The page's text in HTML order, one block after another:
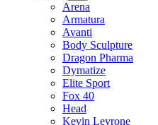
Arena
Armatura
Avanti
Body Sculpture
Dragon Pharma
Dymatize
Elite Sport
Fox 40
Head
Kevin Levrone